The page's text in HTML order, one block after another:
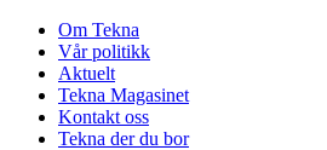
Om Tekna
Vår politikk
Aktuelt
Tekna Magasinet
Kontakt oss
Tekna der du bor